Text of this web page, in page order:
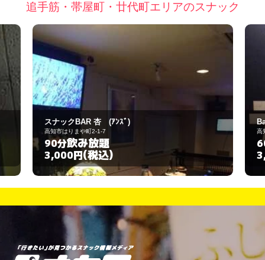
追手筋・帯屋町・廿代町エリアのスナック
Bar テンダラー
高知市追手筋1-8-1
60分飲み放題
3,000円